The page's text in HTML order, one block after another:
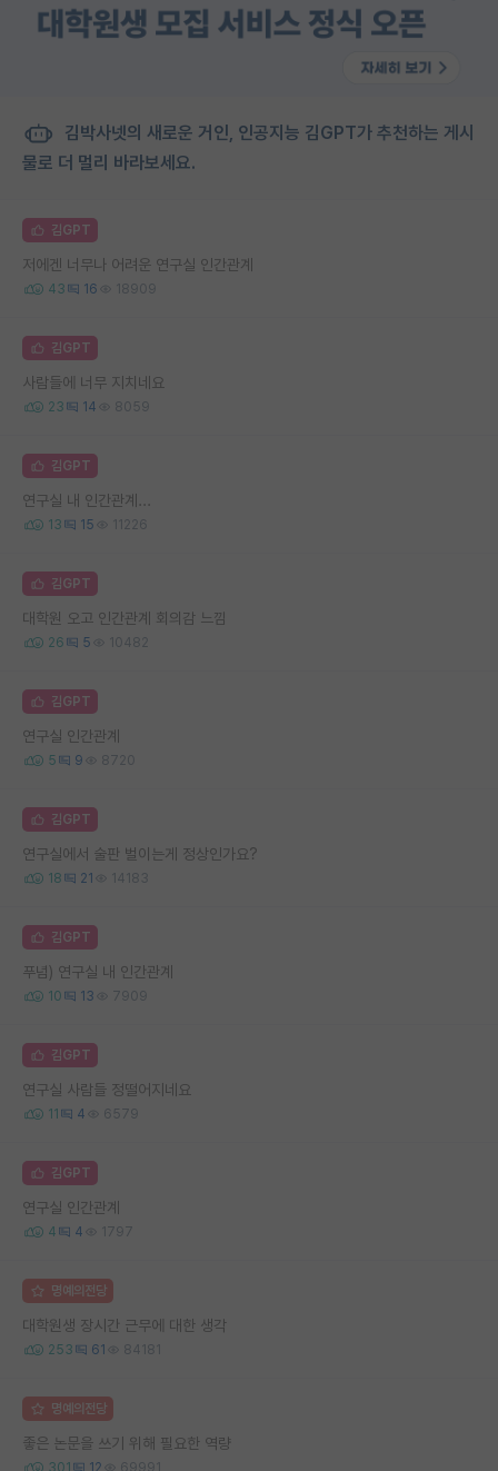
김박사넷의 새로운 거인, 인공지능 김GPT가 추천하는 게시
물로 더 멀리 바라보세요.
김GPT
저에겐 너무나 어려운 연구실 인간관계
43 16 18909
김GPT
사람들에 너무 지치네요
23 14 8059
김GPT
연구실 내 인간관계...
13 15 11226
김GPT
대학원 오고 인간관계 회의감 느낌
26 5 10482
김GPT
연구실 인간관계
5 9 8720
김GPT
연구실에서 술판 벌이는게 정상인가요?
18 21 14183
김GPT
푸념) 연구실 내 인간관계
10 13 7909
김GPT
연구실 사람들 정떨어지네요
11 4 6579
김GPT
연구실 인간관계
4 4 1797
명예의전당
대학원생 장시간 근무에 대한 생각
253 61 84181
명예의전당
좋은 논문을 쓰기 위해 필요한 역량
301 12 69991